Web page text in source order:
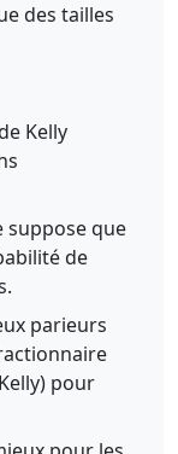
des tailles
Kelly
suppose que
de
parieurs
pour